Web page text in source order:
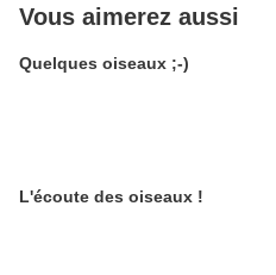
Vous aimerez aussi
Quelques oiseaux ;-)
L'écoute des oiseaux !